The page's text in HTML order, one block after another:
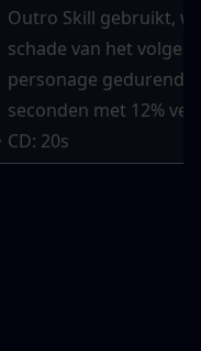
Outro Skill gebruikt,
schade van het
personage gedurende
seconden met 12%
CD: 20s